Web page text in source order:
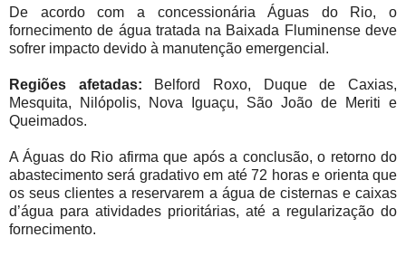
De acordo com a concessionária Águas do Rio, o
fornecimento de água tratada na Baixada Fluminense deve
sofrer impacto devido à manutenção emergencial.
Regiões afetadas: Belford Roxo, Duque de Caxias,
Mesquita, Nilópolis, Nova Iguaçu, São João de Meriti e
Queimados.
A Águas do Rio afirma que após a conclusão, o retorno do
abastecimento será gradativo em até 72 horas e orienta que
os seus clientes a reservarem a água de cisternas e caixas
d’água para atividades prioritárias, até a regularização do
fornecimento.